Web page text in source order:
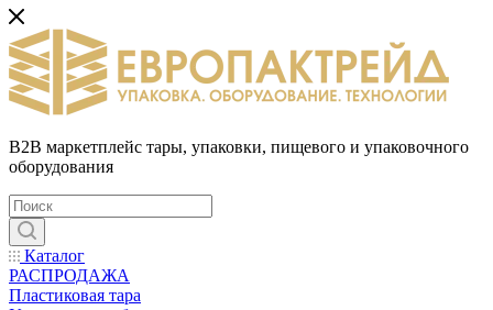
B2B маркетплейс тары, упаковки, пищевого и упаковочного
оборудования
Каталог
РАСПРОДАЖА
Пластиковая тара